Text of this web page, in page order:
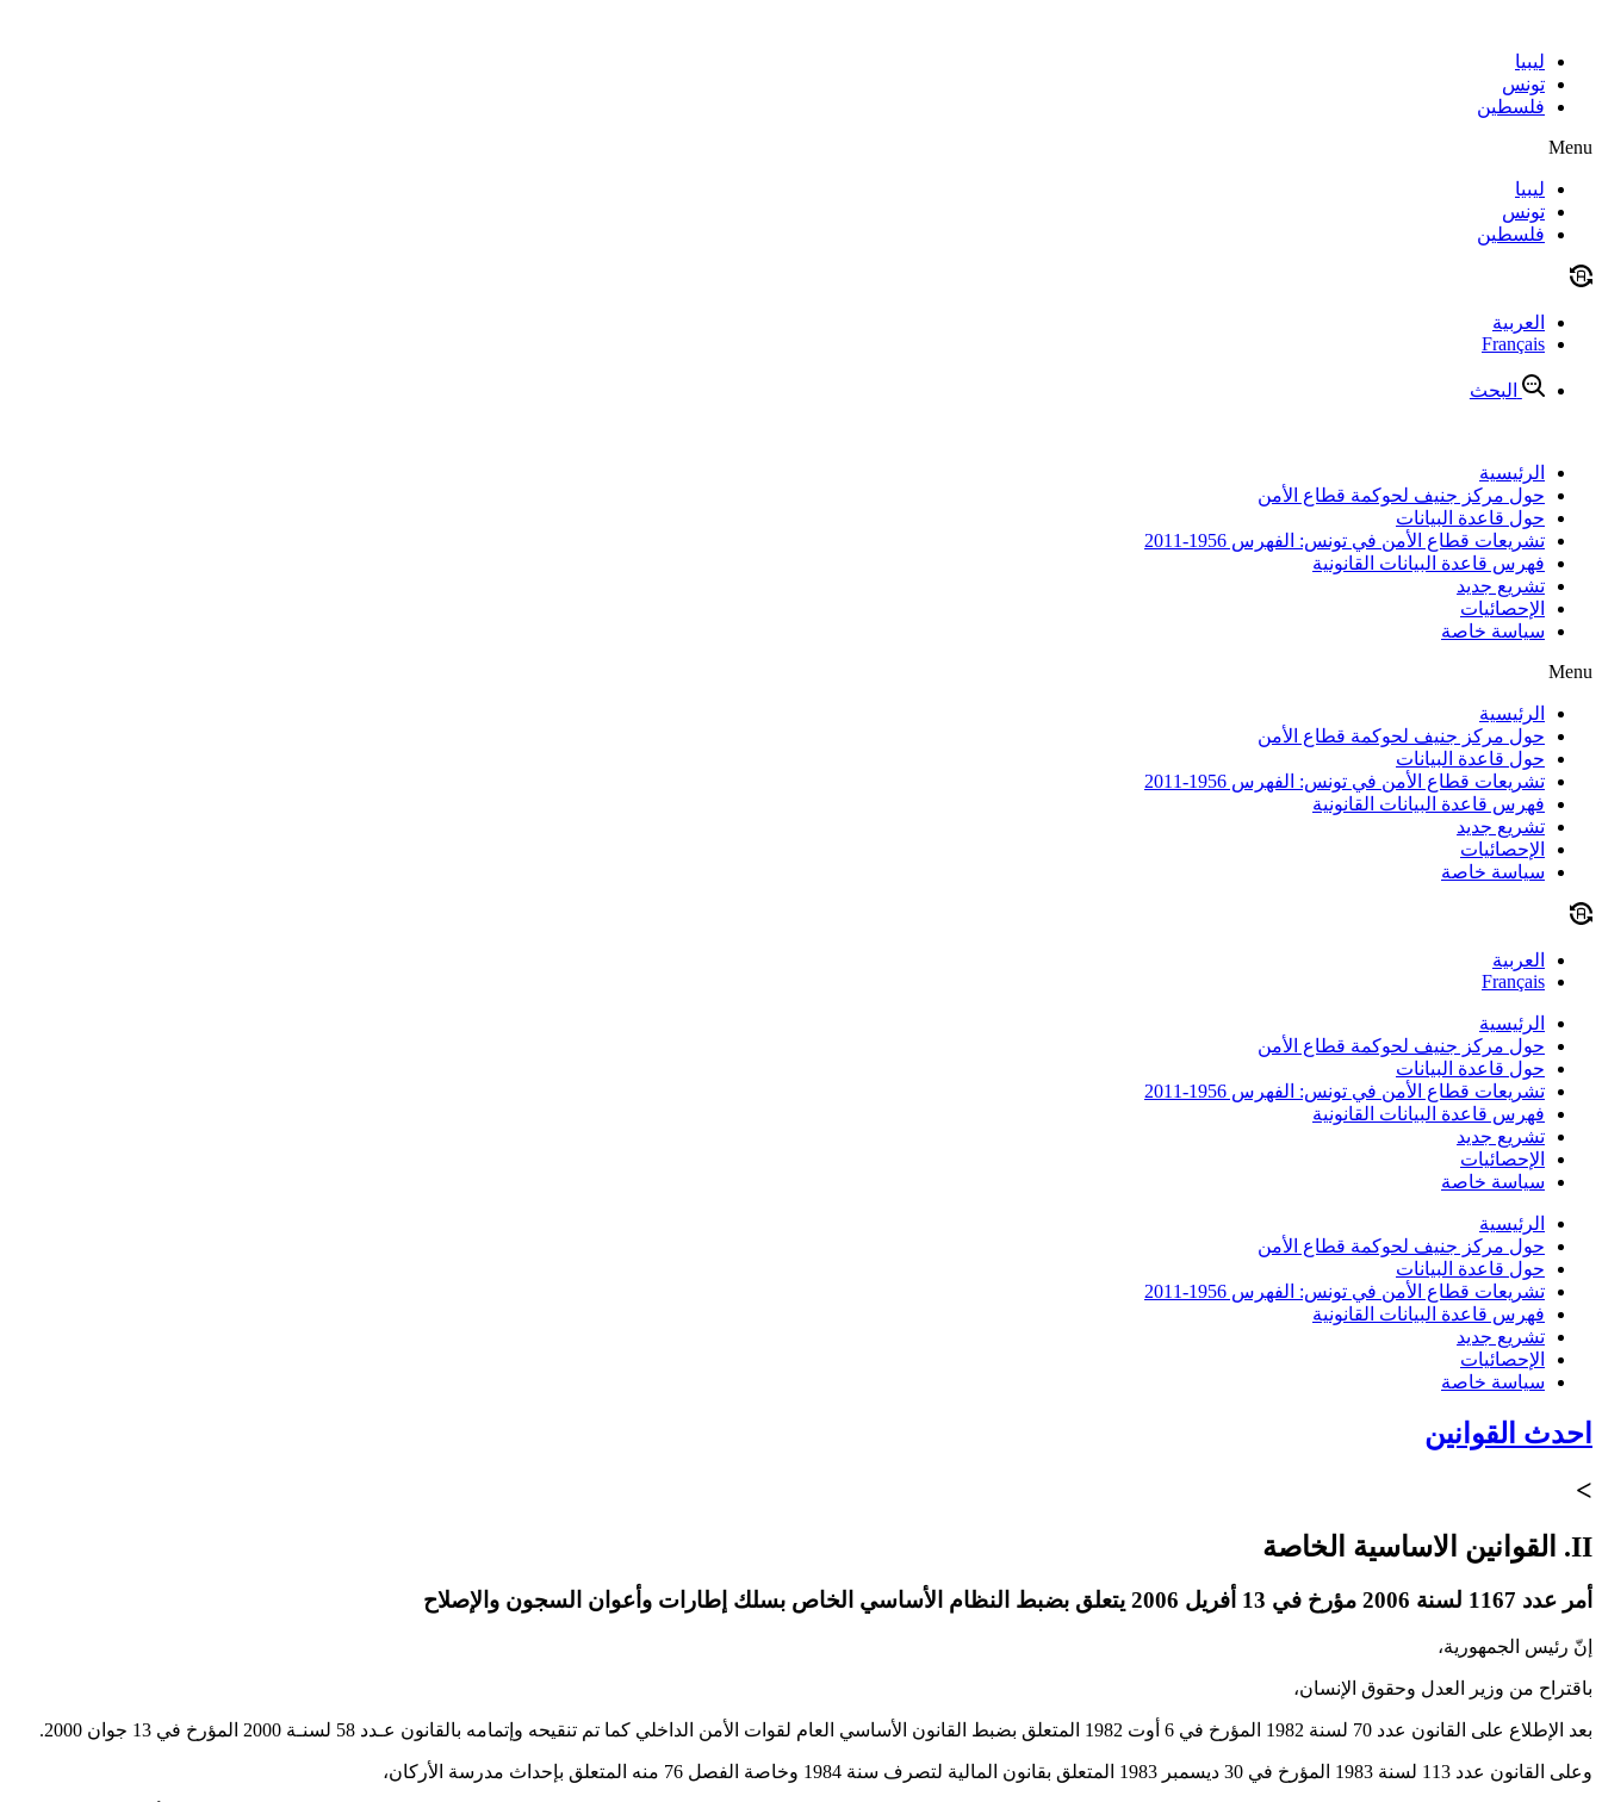
contentليبيا
تونس
فلسطين
Menu
ليبيا
تونس
فلسطين
العربية
Français
البحث
الرئيسية
حول مركز جنيف لحوكمة قطاع الأمن
حول قاعدة البيانات
تشريعات قطاع الأمن في تونس: الفهرس 1956-2011
فهرس قاعدة البيانات القانونية
تشريع جديد
الإحصائيات
سياسة خاصة
Menu
الرئيسية
حول مركز جنيف لحوكمة قطاع الأمن
حول قاعدة البيانات
تشريعات قطاع الأمن في تونس: الفهرس 1956-2011
فهرس قاعدة البيانات القانونية
تشريع جديد
الإحصائيات
سياسة خاصة
العربية
Français
الرئيسية
حول مركز جنيف لحوكمة قطاع الأمن
حول قاعدة البيانات
تشريعات قطاع الأمن في تونس: الفهرس 1956-2011
فهرس قاعدة البيانات القانونية
تشريع جديد
الإحصائيات
سياسة خاصة
الرئيسية
حول مركز جنيف لحوكمة قطاع الأمن
حول قاعدة البيانات
تشريعات قطاع الأمن في تونس: الفهرس 1956-2011
فهرس قاعدة البيانات القانونية
تشريع جديد
الإحصائيات
سياسة خاصة
احدث القوانين
>
II. القوانين الاساسية الخاصة
أمر عدد 1167 لسنة 2006 مؤرخ في 13 أفريل 2006 يتعلق بضبط النظام الأساسي الخاص بسلك إطارات وأعوان السجون والإصلاح
إنّ رئيس الجمهورية،
باقتراح من وزير العدل وحقوق الإنسان،
بعد الإطلاع على القانون عدد 70 لسنة 1982 المؤرخ في 6 أوت 1982 المتعلق بضبط القانون الأساسي العام لقوات الأمن الداخلي كما تم تنقيحه وإتمامه بالقانون عـدد 58 لسنـة 2000 المؤرخ في 13 جوان 2000.
وعلى القانون عدد 113 لسنة 1983 المؤرخ في 30 ديسمبر 1983 المتعلق بقانون المالية لتصرف سنة 1984 وخاصة الفصل 76 منه المتعلق بإحداث مدرسة الأركان،